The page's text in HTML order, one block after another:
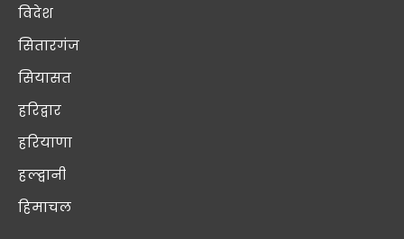
विदेश
सितारगंज
सियासत
हरिद्वार
हरियाणा
हल्द्वानी
हिमाचल